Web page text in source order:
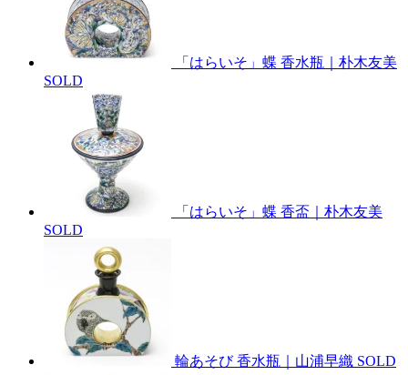
「はらいそ」蝶 香水瓶｜朴木友美
SOLD
「はらいそ」蝶 香盃｜朴木友美
SOLD
輪あそび 香水瓶｜山浦早織 SOLD